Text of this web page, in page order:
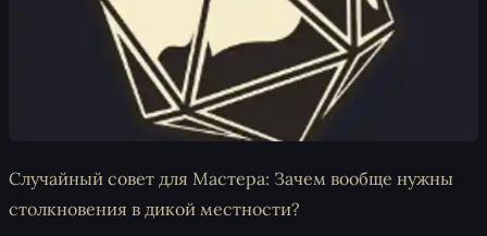
Случайный совет для Мастера: Зачем вообще нужны
столкновения в дикой местности?